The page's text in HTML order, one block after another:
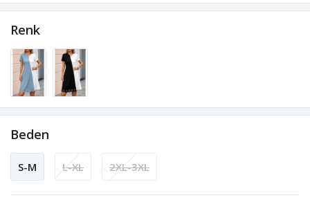
Renk
Beden
S-M L-XL 2XL-3XL